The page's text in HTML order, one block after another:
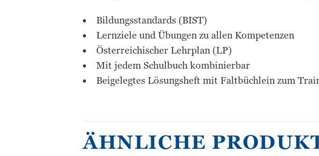
Bildungsstandards (BIST)
Lernziele und Übungen zu allen Kompetenzen
Österreichischer Lehrplan (LP)
Mit jedem Schulbuch kombinierbar
Beigelegtes Lösungsheft mit Faltbüchlein zum
ÄHNLICHE